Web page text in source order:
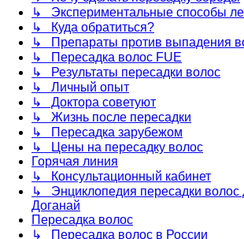
↳ Экспериментальные способы
↳ Куда обратиться?
↳ Препараты против выпадения
↳ Пересадка волос FUE
↳ Результаты пересадки волос
↳ Личный опыт
↳ Доктора советуют
↳ Жизнь после пересадки
↳ Пересадка зарубежом
↳ Цены на пересадку волос
Горячая линия
↳ Консультационный кабинет
↳ Энциклопедия пересадки волос
Доганай
Пересадка волос
↳ Пересадка волос в России